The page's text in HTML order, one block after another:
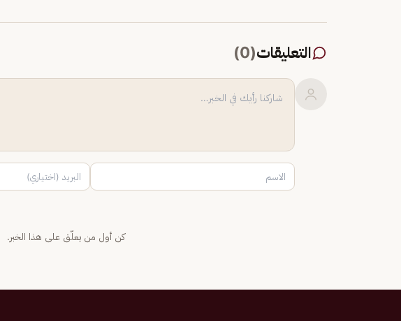
التعليقات(
0
)
كن أول من يعلّق على هذا الخبر.